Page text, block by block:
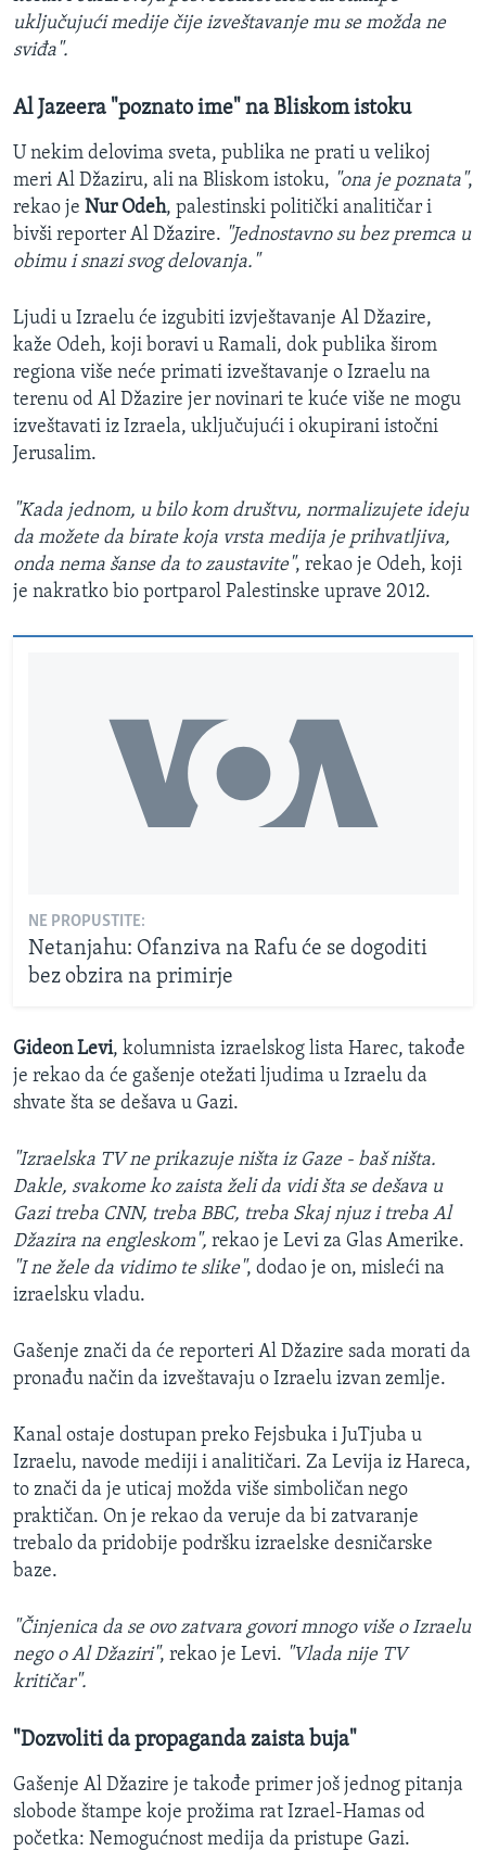
uključujući medije čije izveštavanje mu se možda ne
sviđa".
Al Jazeera "poznato ime" na Bliskom istoku
U nekim delovima sveta, publika ne prati u velikoj
meri Al Džaziru, ali na Bliskom istoku, "ona je poznata",
rekao je Nur Odeh, palestinski politički analitičar i
bivši reporter Al Džazire. "Jednostavno su bez premca u
obimu i snazi svog delovanja."
Ljudi u Izraelu će izgubiti izvještavanje Al Džazire,
kaže Odeh, koji boravi u Ramali, dok publika širom
regiona više neće primati izveštavanje o Izraelu na
terenu od Al Džazire jer novinari te kuće više ne mogu
izveštavati iz Izraela, uključujući i okupirani istočni
Jerusalim.
"Kada jednom, u bilo kom društvu, normalizujete ideju
da možete da birate koja vrsta medija je prihvatljiva,
onda nema šanse da to zaustavite", rekao je Odeh, koji
je nakratko bio portparol Palestinske uprave 2012.
NE PROPUSTITE:
Netanjahu: Ofanziva na Rafu će se dogoditi
bez obzira na primirje
Gideon Levi, kolumnista izraelskog lista Harec, takođe
je rekao da će gašenje otežati ljudima u Izraelu da
shvate šta se dešava u Gazi.
"Izraelska TV ne prikazuje ništa iz Gaze - baš ništa.
Dakle, svakome ko zaista želi da vidi šta se dešava u
Gazi treba CNN, treba BBC, treba Skaj njuz i treba Al
Džazira na engleskom", rekao je Levi za Glas Amerike.
"I ne žele da vidimo te slike", dodao je on, misleći na
izraelsku vladu.
Gašenje znači da će reporteri Al Džazire sada morati da
pronađu način da izveštavaju o Izraelu izvan zemlje.
Kanal ostaje dostupan preko Fejsbuka i JuTjuba u
Izraelu, navode mediji i analitičari. Za Levija iz Hareca,
to znači da je uticaj možda više simboličan nego
praktičan. On je rekao da veruje da bi zatvaranje
trebalo da pridobije podršku izraelske desničarske
baze.
"Činjenica da se ovo zatvara govori mnogo više o Izraelu
nego o Al Džaziri", rekao je Levi. "Vlada nije TV
kritičar".
"Dozvoliti da propaganda zaista buja"
Gašenje Al Džazire je takođe primer još jednog pitanja
slobode štampe koje prožima rat Izrael-Hamas od
početka: Nemogućnost medija da pristupe Gazi.